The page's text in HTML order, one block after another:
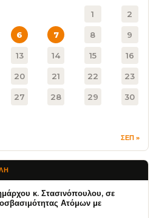
1 2
6 7 8 9
13 14 15 16
20 21 22 23
27 28 29 30
ΣΕΠ »
κ. Στασινόπουλου, σε
Ατόμων με